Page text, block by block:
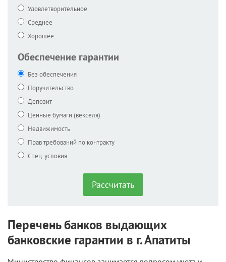
Удовлетворительное
Среднее
Хорошее
Обеспечение гарантии
Без обеспечения
Поручительство
Депозит
Ценные бумаги (векселя)
Недвижимость
Прав требований по контракту
Спец. условия
Рассчитать
Перечень банков выдающих
банковские гарантии в г. Апатиты